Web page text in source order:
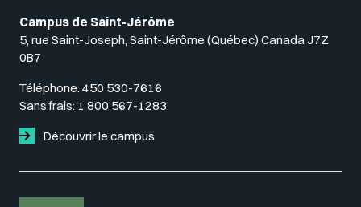
Campus de Saint-Jérôme
5, rue Saint-Joseph, Saint-Jérôme (Québec) Canada J7Z
0B7
Téléphone: 450 530-7616
Sans frais: 1 800 567-1283
Découvrir le campus